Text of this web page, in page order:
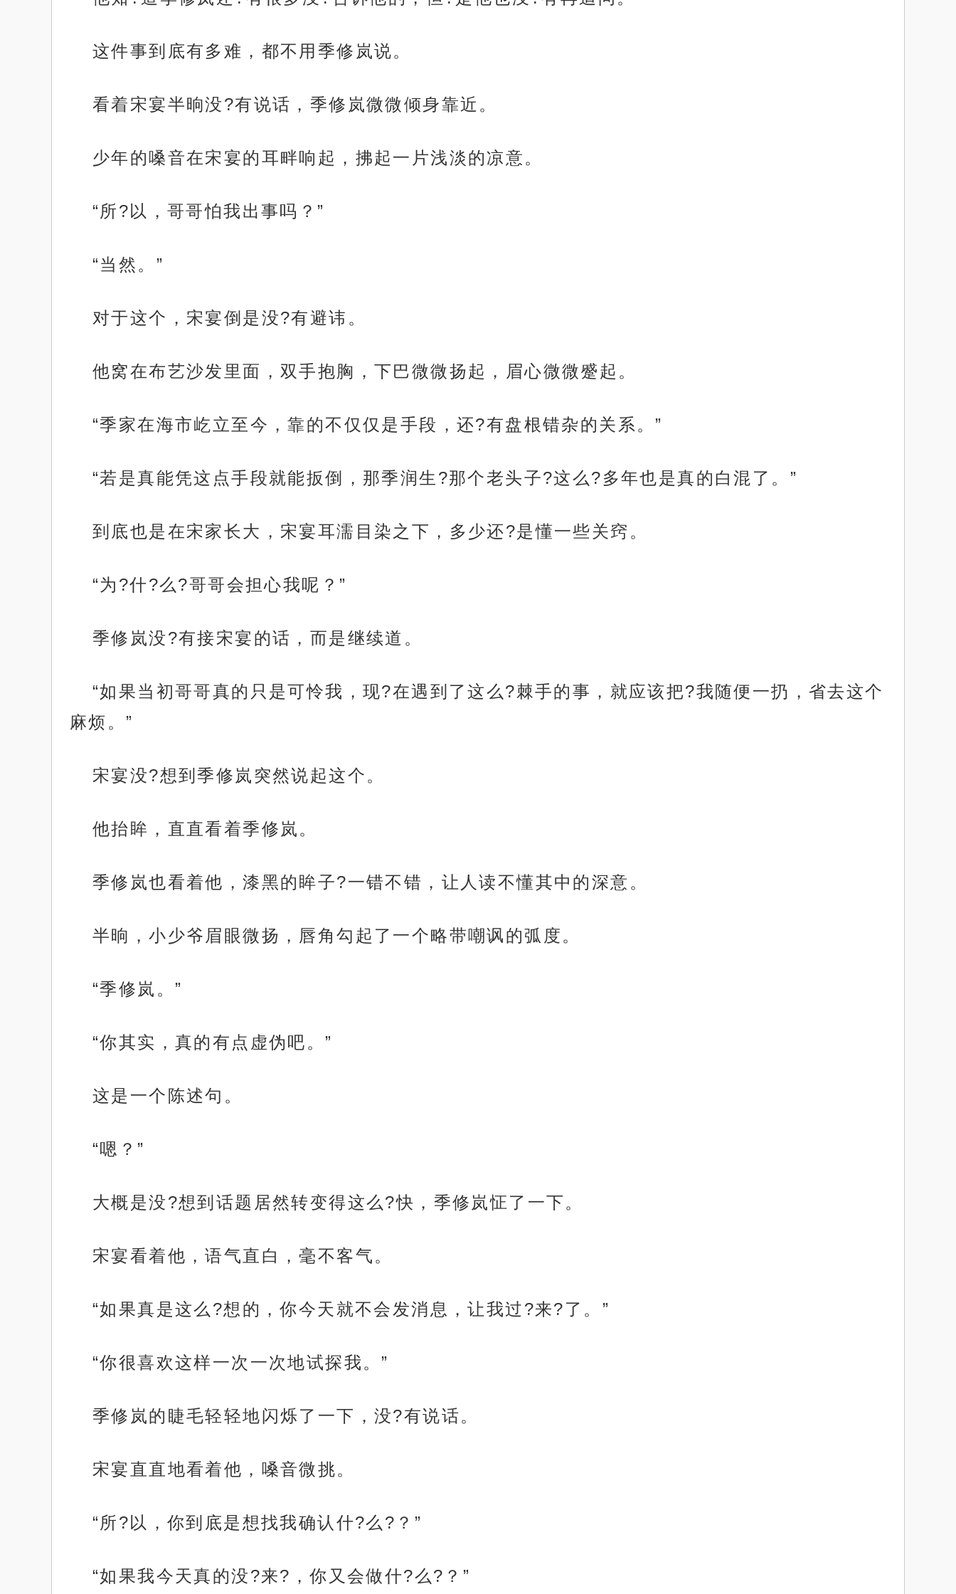
这件事到底有多难，都不用季修岚说。
看着宋宴半晌没?有说话，季修岚微微倾身靠近。
少年的嗓音在宋宴的耳畔响起，拂起一片浅淡的凉意。
“所?以，哥哥怕我出事吗？”
“当然。”
对于这个，宋宴倒是没?有避讳。
他窝在布艺沙发里面，双手抱胸，下巴微微扬起，眉心微微蹙起。
“季家在海市屹立至今，靠的不仅仅是手段，还?有盘根错杂的关系。”
“若是真能凭这点手段就能扳倒，那季润生?那个老头子?这么?多年也是真的白混了。”
到底也是在宋家长大，宋宴耳濡目染之下，多少还?是懂一些关窍。
“为?什?么?哥哥会担心我呢？”
季修岚没?有接宋宴的话，而是继续道。
“如果当初哥哥真的只是可怜我，现?在遇到了这么?棘手的事，就应该把?我随便一扔，省去这个
麻烦。”
宋宴没?想到季修岚突然说起这个。
他抬眸，直直看着季修岚。
季修岚也看着他，漆黑的眸子?一错不错，让人读不懂其中的深意。
半晌，小少爷眉眼微扬，唇角勾起了一个略带嘲讽的弧度。
“季修岚。”
“你其实，真的有点虚伪吧。”
这是一个陈述句。
“嗯？”
大概是没?想到话题居然转变得这么?快，季修岚怔了一下。
宋宴看着他，语气直白，毫不客气。
“如果真是这么?想的，你今天就不会发消息，让我过?来?了。”
“你很喜欢这样一次一次地试探我。”
季修岚的睫毛轻轻地闪烁了一下，没?有说话。
宋宴直直地看着他，嗓音微挑。
“所?以，你到底是想找我确认什?么?？”
“如果我今天真的没?来?，你又会做什?么?？”